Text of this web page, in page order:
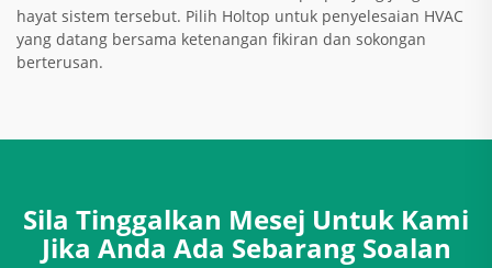
hayat sistem tersebut. Pilih Holtop untuk penyelesaian HVAC
yang datang bersama ketenangan fikiran dan sokongan
berterusan.
Sila Tinggalkan Mesej Untuk Kami
Jika Anda Ada Sebarang Soalan